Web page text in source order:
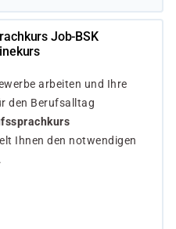
Job-BSK
arbeiten und Ihre
den Berufsalltag
Ihnen den notwendigen